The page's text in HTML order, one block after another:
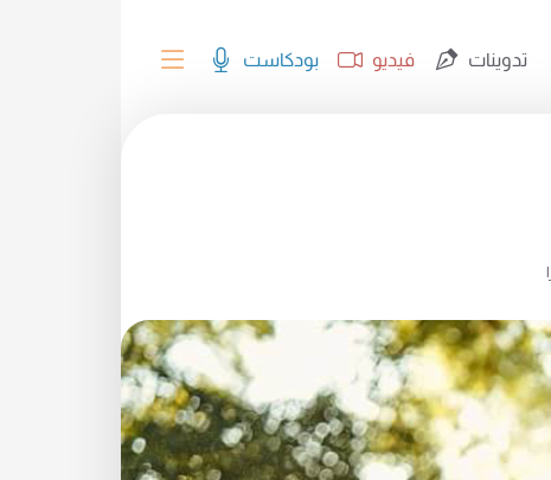
بودكاست فيديو تدوينات